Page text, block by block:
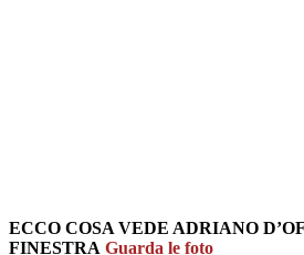
ECCO COSA VEDE ADRIANO
FINESTRA Guarda le foto